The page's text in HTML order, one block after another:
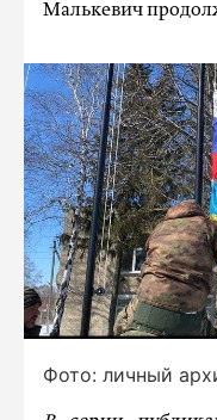
Малькевич
Фото: личный